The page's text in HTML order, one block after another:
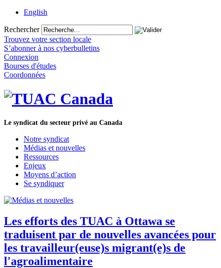
English
Rechercher
Trouvez votre section locale
S’abonner à nos cyberbulletins
Connexion
Bourses d'études
Coordonnées
Le syndicat du secteur privé au Canada
Notre syndicat
Médias et nouvelles
Ressources
Enjeux
Moyens d’action
Se syndiquer
Les efforts des TUAC à Ottawa se
traduisent par de nouvelles avancées pour
les travailleur(euse)s migrant(e)s de
l'agroalimentaire